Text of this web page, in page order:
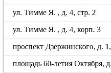
ул. Тимме Я. , д. 4, стр. 2
ул. Тимме Я. , д. 4, корп. 3
проспект Дзержинского, д.
площадь 60-летия Октября,